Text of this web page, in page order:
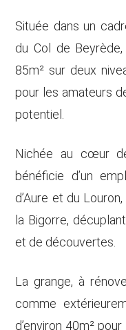
Située dans un
du Col de
85m² sur deux
pour les amateurs
potentiel.
Nichée au cœur
bénéficie d’un
d’Aure et du
la Bigorre,
et de découvertes.
La grange, à
comme
d’environ 40m²